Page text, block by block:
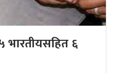
भारतीयसहित ६